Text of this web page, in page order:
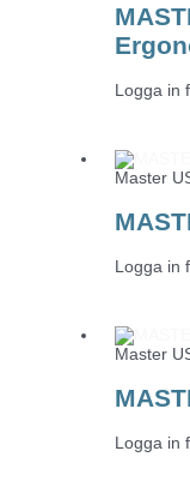
Logga in
Master
Logga
Master
Logga